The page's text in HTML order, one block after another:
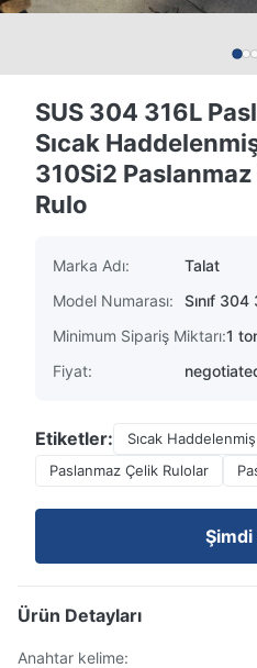
SUS 304 316L
Sıcak
310Si2
Rulo
Marka Adı:
Talat
Model Numarası:
Sınıf
Minimum Sipariş Miktarı:1
Fiyat:
Etiketler:
Sıcak
Paslanmaz Çelik Rulolar
Şimdi
Ürün Detayları
Anahtar kelime: